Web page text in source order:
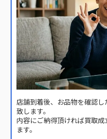
店舗到着後、お品物を確認
致します。
内容にご納得頂ければ買取
ます。